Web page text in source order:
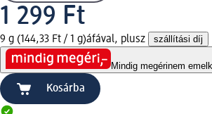
1 299 Ft
9 g (144,33 Ft / 1 g)áfával, plusz szállítási díj
Mindig megérinem
Kosárba